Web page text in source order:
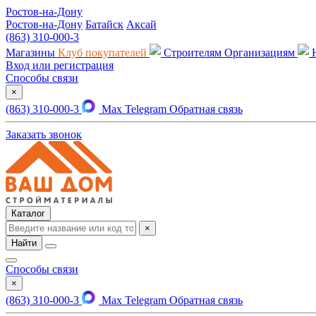
Ростов-на-Дону
Ростов-на-Дону Батайск Аксай
(863) 310-000-3
Магазины Клуб покупателей Строителям Организациям
Вход или регистрация
Способы связи
×
(863) 310-000-3 Max Telegram Обратная связь
Заказать звонок
Каталог
×
Найти
Способы связи
×
(863) 310-000-3 Max Telegram Обратная связь